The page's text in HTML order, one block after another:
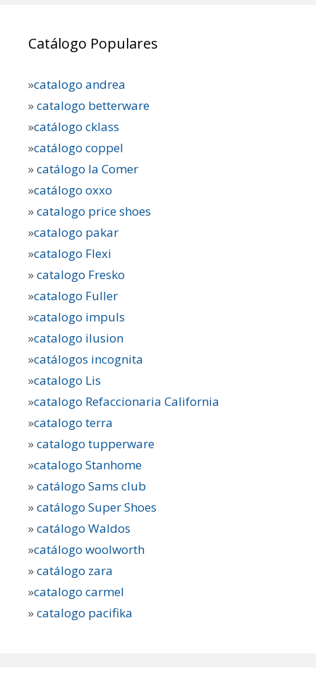
Catálogo Populares
»catalogo andrea
»catalogo betterware
»catálogo cklass
»catálogo coppel
»catálogo la Comer
»catálogo oxxo
»catalogo price shoes
»catalogo pakar
»catalogo Flexi
»catalogo Fresko
»catalogo Fuller
»catalogo impuls
»catalogo ilusion
»catálogos incognita
»catalogo Lis
»catalogo Refaccionaria California
»catalogo terra
»catalogo tupperware
»catalogo Stanhome
»catálogo Sams club
»catálogo Super Shoes
»catálogo Waldos
»catálogo woolworth
»catálogo zara
»catalogo carmel
»catalogo pacifika